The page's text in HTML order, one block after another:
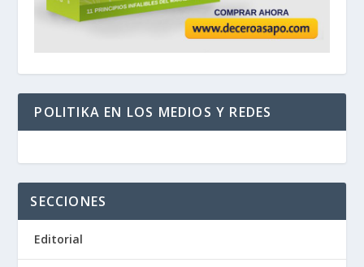
POLITIKA EN LOS MEDIOS Y REDES
SECCIONES
Editorial